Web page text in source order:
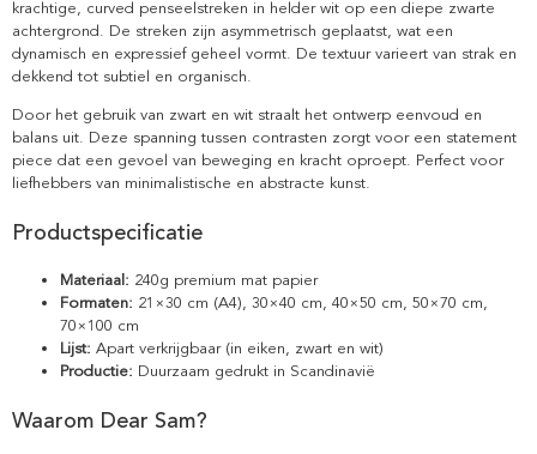
krachtige, curved penseelstreken in helder wit op een diepe zwarte
achtergrond. De streken zijn asymmetrisch geplaatst, wat een
dynamisch en expressief geheel vormt. De textuur varieert van strak en
dekkend tot subtiel en organisch.
Door het gebruik van zwart en wit straalt het ontwerp eenvoud en
balans uit. Deze spanning tussen contrasten zorgt voor een statement
piece dat een gevoel van beweging en kracht oproept. Perfect voor
liefhebbers van minimalistische en abstracte kunst.
Productspecificatie
Materiaal: 240g premium mat papier
Formaten: 21×30 cm (A4), 30×40 cm, 40×50 cm, 50×70 cm,
70×100 cm
Lijst: Apart verkrijgbaar (in eiken, zwart en wit)
Productie: Duurzaam gedrukt in Scandinavië
Waarom Dear Sam?